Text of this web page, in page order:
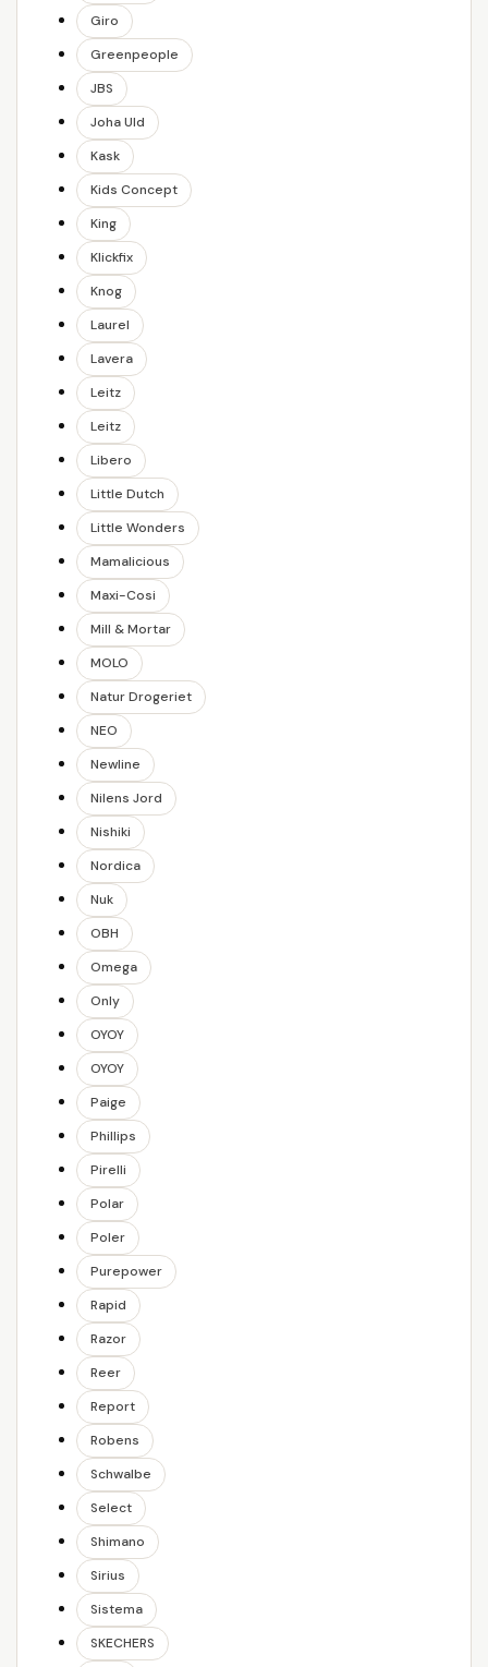
Giro
Greenpeople
JBS
Joha Uld
Kask
Kids Concept
King
Klickfix
Knog
Laurel
Lavera
Leitz
Leitz
Libero
Little Dutch
Little Wonders
Mamalicious
Maxi-Cosi
Mill & Mortar
MOLO
Natur Drogeriet
NEO
Newline
Nilens Jord
Nishiki
Nordica
Nuk
OBH
Omega
Only
OYOY
OYOY
Paige
Phillips
Pirelli
Polar
Poler
Purepower
Rapid
Razor
Reer
Report
Robens
Schwalbe
Select
Shimano
Sirius
Sistema
SKECHERS